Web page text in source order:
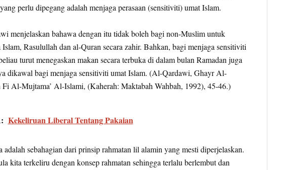
perlu dipegang adalah menjaga perasaan (sensitiviti) umat Islam.
menjelaskan bahawa dengan itu tidak boleh bagi non-Muslim untuk
Islam, Rasulullah dan al-Quran secara zahir. Bahkan, bagi menjaga sensitiviti
turut menegaskan makan secara terbuka di dalam bulan Ramadan juga
dikawal bagi menjaga sensitiviti umat Islam. (Al-Qardawi, Ghayr Al-
Al-Mujtama’ Al-Islami, (Kaherah: Maktabah Wahbah, 1992), 45-46.)
Kekeliruan Liberal Tentang Pakaian
adalah sebahagian dari prinsip rahmatan lil alamin yang mesti diperjelaskan.
kita terkeliru dengan konsep rahmatan sehingga terlalu berlembut dan